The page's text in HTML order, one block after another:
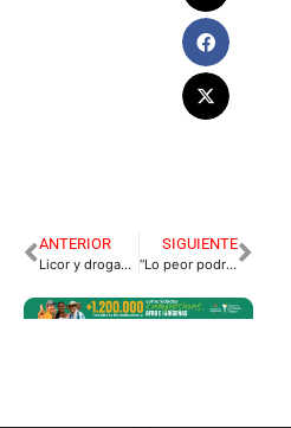
ANTERIOR
Licor y drogas en fiesta clandestina
SIGUIENTE
“Lo peor podría estar por llegar”: Zuluaga